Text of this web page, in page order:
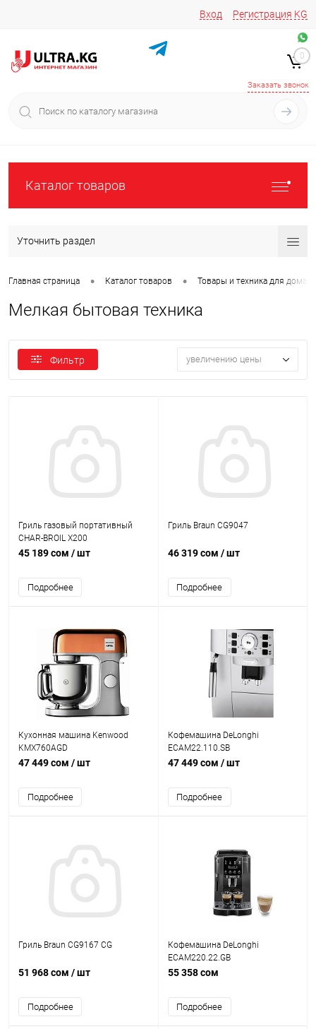
Вход Регистрация KG
+996 776161037
+996 772022908
Заказать звонок
0
Каталог товаров
Уточнить раздел
Главная страница • Каталог товаров • Товары и техника для дома
Мелкая бытовая техника
Фильтр увеличению цены
Гриль газовый портативный
CHAR-BROIL X200
45 189 сом / шт
Подробнее
Гриль Braun CG9047
46 319 сом / шт
Подробнее
Кухонная машина Kenwood
KMX760AGD
47 449 сом / шт
Подробнее
Кофемашина DeLonghi
ECAM22.110.SB
47 449 сом / шт
Подробнее
Гриль Braun CG9167 CG
51 968 сом / шт
Подробнее
Кофемашина DeLonghi
ECAM220.22.GB
55 358 сом
Подробнее